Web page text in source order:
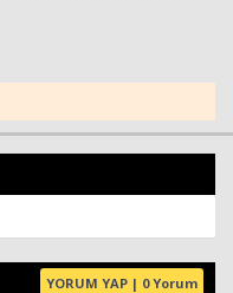
YORUM YAP | 0 Yorum